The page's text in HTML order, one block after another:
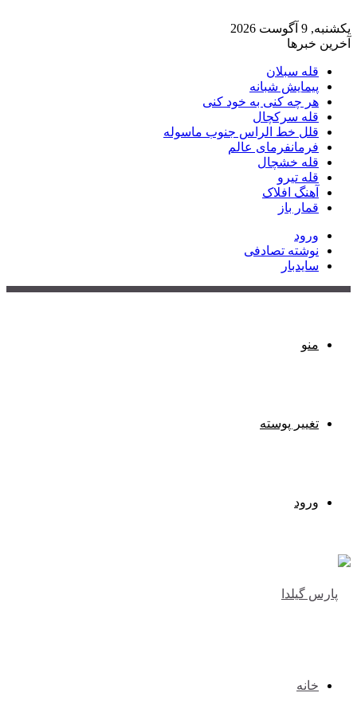
یکشنبه, 9 آگوست 2026
آخرین خبرها
قله سبلان
پیمایش شبانه
هر چه کنی به خود کنی
قله سرکچال
قلل خط الراس جنوب ماسوله
فرمانفرمای عالم
قله خشچال
قله تیرو
آهنگ افلاک
قمار باز
ورود
نوشته تصادفی
سایدبار
منو
تغییر پوسته
ورود
خانه